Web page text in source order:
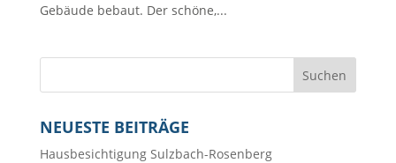
Gebäude bebaut. Der schöne,...
NEUESTE BEITRÄGE
Hausbesichtigung Sulzbach-Rosenberg